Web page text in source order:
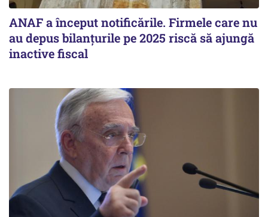
ANAF a început notificările. Firmele care nu
au depus bilanțurile pe 2025 riscă să ajungă
inactive fiscal